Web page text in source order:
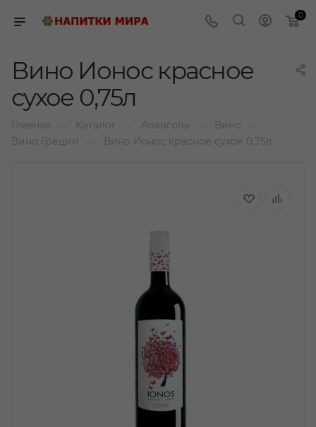
0
Вино Ионос красное
сухое 0,75л
Главная Каталог Алкоголь Вино
Вино Греции Вино Ионос красное сухое 0,75л